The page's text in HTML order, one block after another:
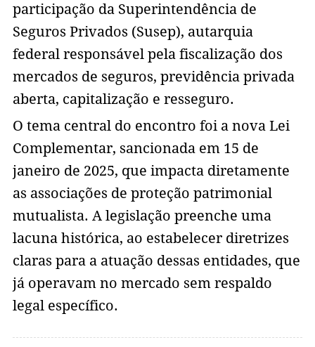
participação da Superintendência de
Seguros Privados (Susep), autarquia
federal responsável pela fiscalização dos
mercados de seguros, previdência privada
aberta, capitalização e resseguro.
O tema central do encontro foi a nova Lei
Complementar, sancionada em 15 de
janeiro de 2025, que impacta diretamente
as associações de proteção patrimonial
mutualista. A legislação preenche uma
lacuna histórica, ao estabelecer diretrizes
claras para a atuação dessas entidades, que
já operavam no mercado sem respaldo
legal específico.